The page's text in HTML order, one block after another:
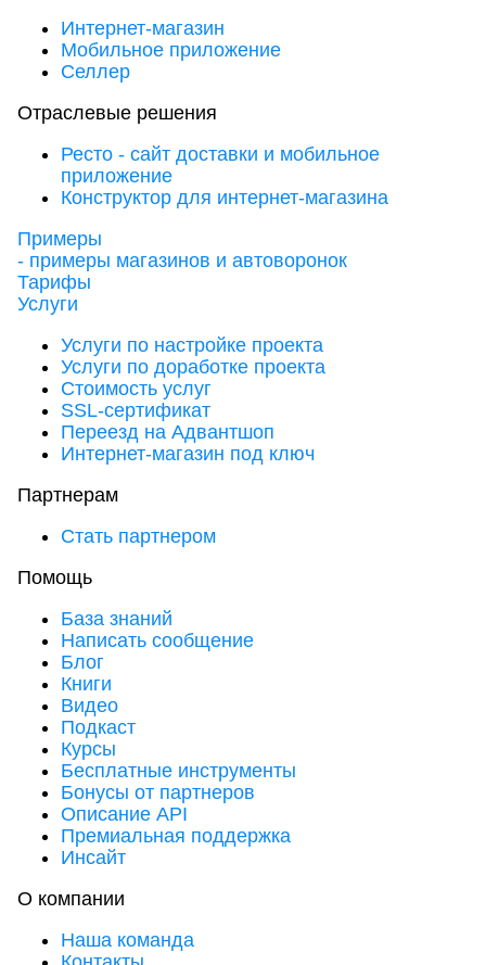
Интернет-магазин
Мобильное приложение
Селлер
Отраслевые решения
Ресто - сайт доставки и мобильное
приложение
Конструктор для интернет-магазина
Примеры
- примеры магазинов и автоворонок
Тарифы
Услуги
Услуги по настройке проекта
Услуги по доработке проекта
Стоимость услуг
SSL-сертификат
Переезд на Адвантшоп
Интернет-магазин под ключ
Партнерам
Стать партнером
Помощь
База знаний
Написать сообщение
Блог
Книги
Видео
Подкаст
Курсы
Бесплатные инструменты
Бонусы от партнеров
Описание API
Премиальная поддержка
Инсайт
О компании
Наша команда